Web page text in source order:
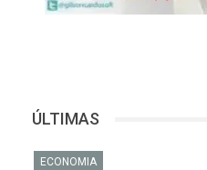
ÚLTIMAS
ECONOMIA